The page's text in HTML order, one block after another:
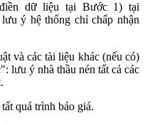
dữ liệu tại Bước 1) tại
ý hệ thống chỉ chấp nhận
và các tài liệu khác (nếu có)
lưu ý nhà thầu nén tất cả các
quá trình báo giá.